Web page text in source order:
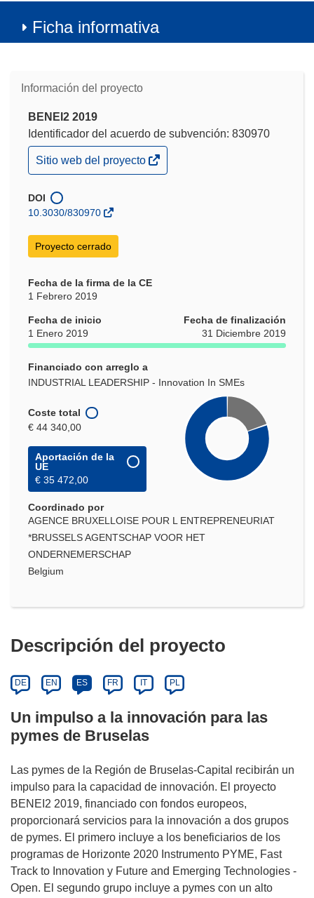
Ficha informativa
Información del proyecto
BENEI2 2019
Identificador del acuerdo de subvención: 830970
(se
abrirá
una
nueva
Sitio web del proyecto
DOI
10.3030/830970
Proyecto cerrado
Fecha de la firma de la CE
1 Febrero 2019
Fecha de inicio
1 Enero 2019
Fecha de finalización
31 Diciembre 2019
Financiado con arreglo a
INDUSTRIAL LEADERSHIP - Innovation In SMEs
Coste total
€ 44 340,00
Aportación de la
UE
€ 35 472,00
Coordinado por
AGENCE BRUXELLOISE POUR L ENTREPRENEURIAT
*BRUSSELS AGENTSCHAP VOOR HET
ONDERNEMERSCHAP
Belgium
Descripción del proyecto
DE EN ES FR IT PL
Un impulso a la innovación para las
pymes de Bruselas
Las pymes de la Región de Bruselas-Capital recibirán un
impulso para la capacidad de innovación. El proyecto
BENEI2 2019, financiado con fondos europeos,
proporcionará servicios para la innovación a dos grupos
de pymes. El primero incluye a los beneficiarios de los
programas de Horizonte 2020 Instrumento PYME, Fast
Track to Innovation y Future and Emerging Technologies -
Open. El segundo grupo incluye a pymes con un alto